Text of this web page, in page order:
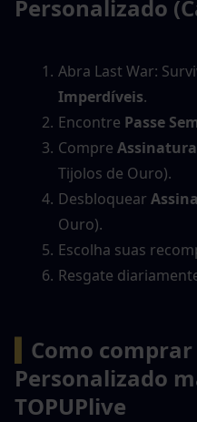
Personalizado
Abra Last War:
Imperdíveis.
Encontre Passe
Compre
Tijolos de Ouro).
Desbloquear
Ouro).
Escolha suas
Resgate
Como comprar
Personalizado
TOPUPlive